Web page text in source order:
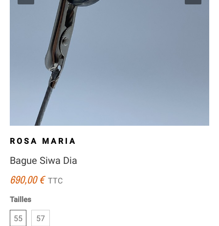
ROSA MARIA
Bague Siwa Dia
690,00 €TTC
Tailles
55 57